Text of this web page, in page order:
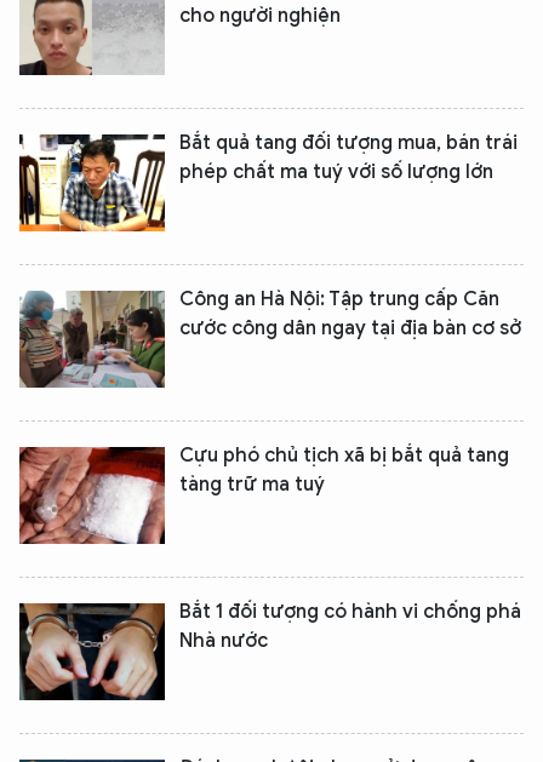
cho người nghiện
Bắt quả tang đối tượng mua, bán trái
phép chất ma tuý với số lượng lớn
Công an Hà Nội: Tập trung cấp Căn
cước công dân ngay tại địa bàn cơ sở
Cựu phó chủ tịch xã bị bắt quả tang
tàng trữ ma tuý
Bắt 1 đối tượng có hành vi chống phá
Nhà nước